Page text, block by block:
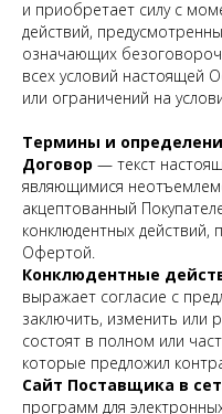
и приобретает силу с
действий,
означающих
всех условий настоящей
или ограничений на
Термины и
Договор — текст
являющимися
акцептованный
конклюдентных
Офертой.
Конклюдентные
выражает согласие с
заключить, изменить или
состоят в полном или
которые предложил
Сайт Поставщика в
программ для